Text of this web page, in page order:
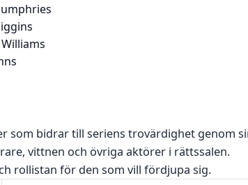
som bidrar till seriens trovärdighet genom
vittnen och övriga aktörer i rättssalen.
rollistan för den som vill fördjupa sig.